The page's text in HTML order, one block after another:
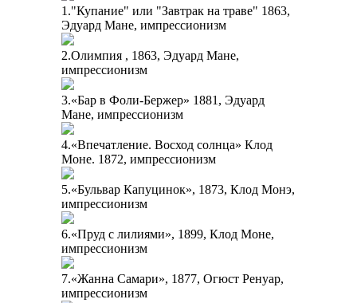
1."Купание" или "Завтрак на траве" 1863,
Эдуард Мане, импрессионизм
2.Олимпия , 1863, Эдуард Мане,
импрессионизм
3.«Бар в Фоли-Бержер» 1881, Эдуард
Мане, импрессионизм
4.«Впечатление. Восход солнца» Клод
Моне. 1872, импрессионизм
5.«Бульвар Капуцинок», 1873, Клод Монэ,
импрессионизм
6.«Пруд с лилиями», 1899, Клод Моне,
импрессионизм
7.«Жанна Самари», 1877, Огюст Ренуар,
импрессионизм